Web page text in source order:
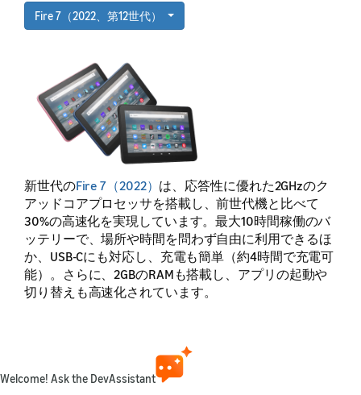
Fire 7（2022、第12世代）
新世代のFire 7（2022） は、応答性に優れた2GHzのク
アッドコアプロセッサを搭載し、前世代機と比べて
30%の高速化を実現しています。最大10時間稼働のバ
ッテリーで、場所や時間を問わず自由に利用できるほ
か、USB-Cにも対応し、充電も簡単（約4時間で充電可
能）。さらに、2GBのRAMも搭載し、アプリの起動や
切り替えも高速化されています。
トレージを搭載。外出先や移動中でも、たくさんのコ
ンテンツを楽しめます。新しくなったデザインでは、
デバイスの長辺にカメラが配置されています。
Welcome! Ask the DevAssistant